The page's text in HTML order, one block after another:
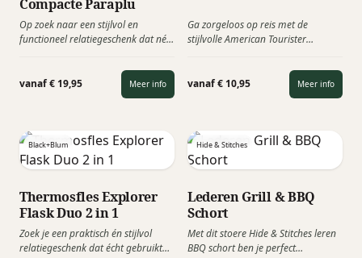
Compacte Paraplu
Op zoek naar een stijlvol en
functioneel relatiegeschenk dat nét
zakelijke paraplu? De smati Classic
Automatic Black Graphic paraplu
combineert een modern grafisch
vanaf € 19,95 Meer info
Ga zorgeloos op reis met de
stijlvolle American Tourister
stevige bagageriem zorgt voor
extra veiligheid tijdens vliegreizen
en maakt jouw koffer direct
vanaf € 10,95 Meer info
Black+Blum
Thermosfles Explorer
Flask Duo 2 in 1
Zoek je een praktisch én stijlvol
relatiegeschenk dat écht gebruikt
Hide & Stitches
Lederen Grill & BBQ
Schort
Met dit stoere Hide & Stitches leren
BBQ schort ben je perfect